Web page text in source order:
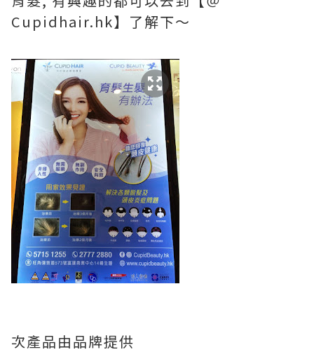
Cupidhair.hk】了解下～
次產品由品牌提供